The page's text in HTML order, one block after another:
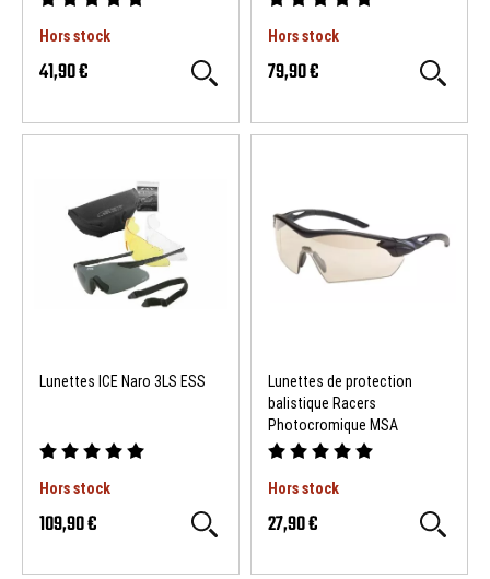
Hors stock
41,90 €
Hors stock
79,90 €
Lunettes ICE Naro 3LS ESS
Hors stock
109,90 €
Lunettes de protection
balistique Racers
Photocromique MSA
Hors stock
27,90 €